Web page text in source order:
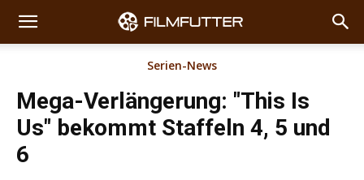
Serien-News
Mega-Verlängerung: "This Is
Us" bekommt Staffeln 4, 5 und
6